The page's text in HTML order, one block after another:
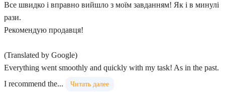
Все швидко і вправно вийшло з моїм завданням! Як і в минулі
рази.
Рекомендую продавця!
(Translated by Google)
Everything went smoothly and quickly with my task! As in the past.
I recommend the...
Читать далее